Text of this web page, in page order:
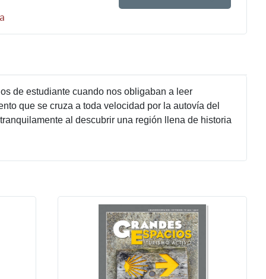
de estudiante cuando nos obligaban a leer
que se cruza a toda velocidad por la autovía del
al descubrir una región llena de historia